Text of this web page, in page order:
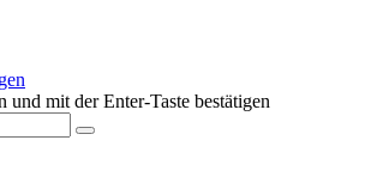
und mit der Enter-Taste bestätigen